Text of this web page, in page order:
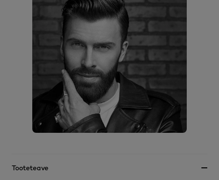
Tooteteave